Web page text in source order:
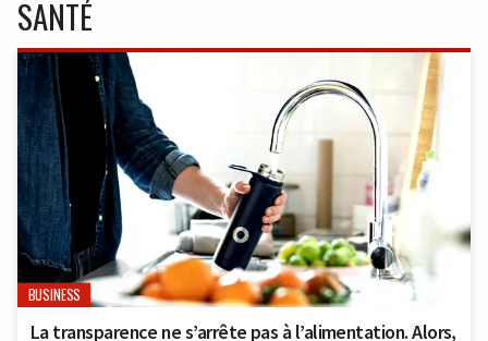
SANTÉ
BUSINESS
La transparence ne s’arrête pas à l’alimentation. Alors,